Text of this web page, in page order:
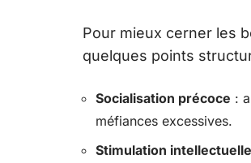
Pour mieux cerner les
quelques points
Socialisation précoce :
méfiances excessives.
Stimulation intellectuelle